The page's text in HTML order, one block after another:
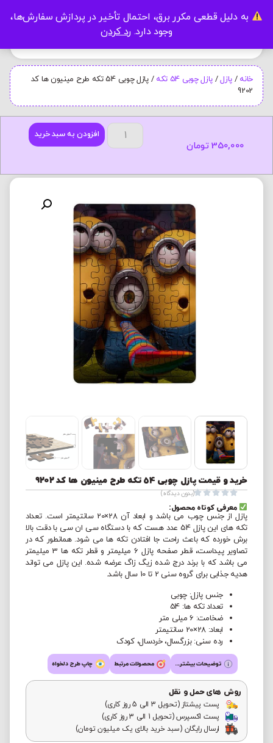
به دلیل قطعی مکرر برق، احتمال تأخیر در پردازش سفارش‌ها،
وجود دارد. رد کردن
خانه / پازل/ پازل چوبی 54 تکه
/ پازل چوبی 54 تکه طرح مینیون ها کد
9202
افزودن به سبد خرید
350,000 تومان
خرید و قیمت پازل چوبی 54 تکه طرح مینیون ها کد 9202




(بدون دیدگاه)
معرفی کوتاه محصول:
پازل از جنس چوب می باشد و ابعاد آن 28×20 سانتیمتر است. تعداد
تکه های این پازل 54 عدد هست که با دستگاه سی ان سی با دقت بالا
برش خورده که باعث راحت جا افتادن تکه ها می شود. همانطور که در
تصاویر پیداست، قطر صفحه پازل 6 میلیمتر و قطر تکه ها 3 میلیمتر
می باشد که با برند درج شده زیگ زاگ عرضه شده. این پازل می تواند
هدیه جذابی برای گروه سنی 2 تا 10 سال باشد.
جنس پازل: چوبی
تعداد تکه ها: 54
ضخامت: 6 میلی متر
ابعاد: 28×20 سانتیمتر
رده سنی: بزرگسال، خردسال، کودک
توضیحات بیشتر... محصولات مرتبط چاپ طرح دلخواه
روش های حمل و نقل
پست پیشتاز (تحویل 3 الی 5 روز کاری)
پست اکسپرس (تحویل 1 الی 3 روز کاری)
ارسال رایگان (سبد خرید بالای یک میلیون تومان)